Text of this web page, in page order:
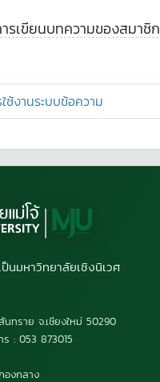
รเขียนบทความของสมาชิก
ช้งานระบบข้อความ
นมหาวิทยาลัยเชิงนิเวศ
ทราย จ.เชียงใหม่ 50290
: 053 873015
องกลาง